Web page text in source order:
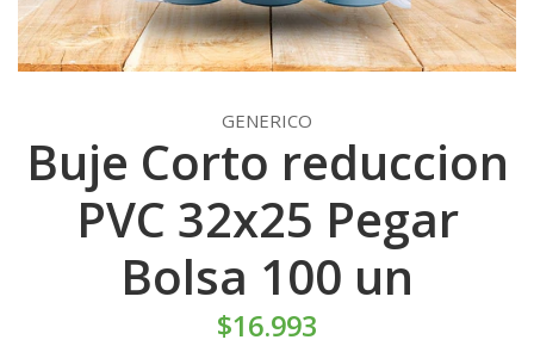
GENERICO
Buje Corto reduccion
PVC 32x25 Pegar
Bolsa 100 un
$16.993